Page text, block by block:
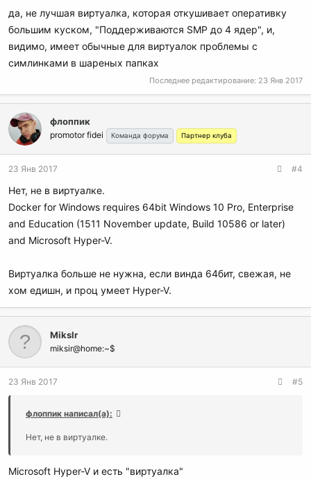
да, не лучшая виртуалка, которая откушивает оперативку
большим куском, "Поддерживаются SMP до 4 ядер", и,
видимо, имеет обычные для виртуалок проблемы с
симлинками в шареных папках
Последнее редактирование: 23 Янв 2017
флоппик
promotor fidei Команда форума Партнер клуба
23 Янв 2017 #4
Нет, не в виртуалке.
Docker for Windows requires 64bit Windows 10 Pro, Enterprise
and Education (1511 November update, Build 10586 or later)
and Microsoft Hyper-V.
Виртуалка больше не нужна, если винда 64бит, свежая, не
хом едишн, и проц умеет Hyper-V.
MiksIr
miksir@home:~$
23 Янв 2017 #5
флоппик написал(а):
Нет, не в виртуалке.
Microsoft Hyper-V и есть "виртуалка"